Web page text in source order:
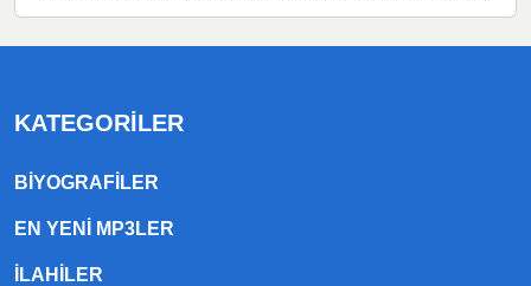
KATEGORILER
BIYOGRAFILER
EN YENI MP3LER
ILAHILER